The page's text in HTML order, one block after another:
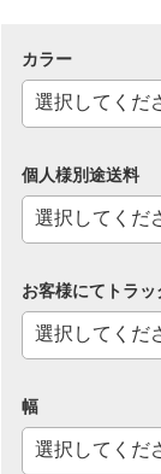
カラー
個人様別途送料
お客様にてトラ
幅